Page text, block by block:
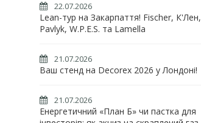
22.07.2026
Lean-тур на Закарпаття! Fischer, К'Лен,
Pavlyk, W.P.E.S. та Lamella
21.07.2026
Ваш стенд на Decorex 2026 у Лондоні!
21.07.2026
Енергетичний «План Б» чи пастка для